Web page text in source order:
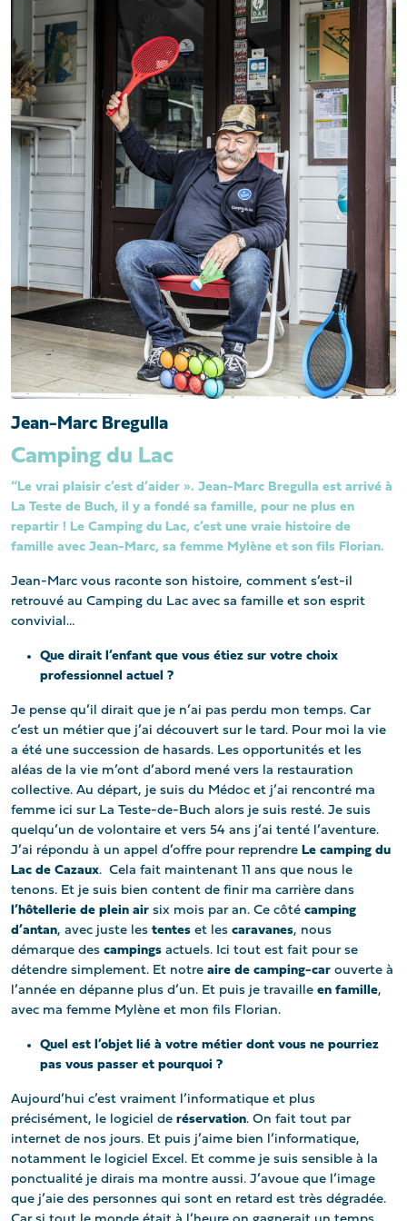
Jean-Marc Bregulla
Camping du Lac
“Le vrai plaisir c’est d’aider ». Jean-Marc Bregulla est arrivé à
La Teste de Buch, il y a fondé sa famille, pour ne plus en
repartir ! Le Camping du Lac, c’est une vraie histoire de
famille avec Jean-Marc, sa femme Mylène et son fils Florian.
Jean-Marc vous raconte son histoire, comment s’est-il
retrouvé au Camping du Lac avec sa famille et son esprit
convivial…
Que dirait l’enfant que vous étiez sur votre choix
professionnel actuel ?
Je pense qu’il dirait que je n’ai pas perdu mon temps. Car
c’est un métier que j’ai découvert sur le tard. Pour moi la vie
a été une succession de hasards. Les opportunités et les
aléas de la vie m’ont d’abord mené vers la restauration
collective. Au départ, je suis du Médoc et j’ai rencontré ma
femme ici sur La Teste-de-Buch alors je suis resté. Je suis
quelqu’un de volontaire et vers 54 ans j’ai tenté l’aventure.
J’ai répondu à un appel d’offre pour reprendre Le camping du
Lac de Cazaux. Cela fait maintenant 11 ans que nous le
tenons. Et je suis bien content de finir ma carrière dans
l’hôtellerie de plein air six mois par an. Ce côté camping
d’antan, avec juste les tentes et les caravanes, nous
démarque des campings actuels. Ici tout est fait pour se
détendre simplement. Et notre aire de camping-car ouverte à
l’année en dépanne plus d’un. Et puis je travaille en famille,
avec ma femme Mylène et mon fils Florian.
Quel est l’objet lié à votre métier dont vous ne pourriez
pas vous passer et pourquoi ?
Aujourd’hui c’est vraiment l’informatique et plus
précisément, le logiciel de réservation. On fait tout par
internet de nos jours. Et puis j’aime bien l’informatique,
notamment le logiciel Excel. Et comme je suis sensible à la
ponctualité je dirais ma montre aussi. J’avoue que l’image
que j’aie des personnes qui sont en retard est très dégradée.